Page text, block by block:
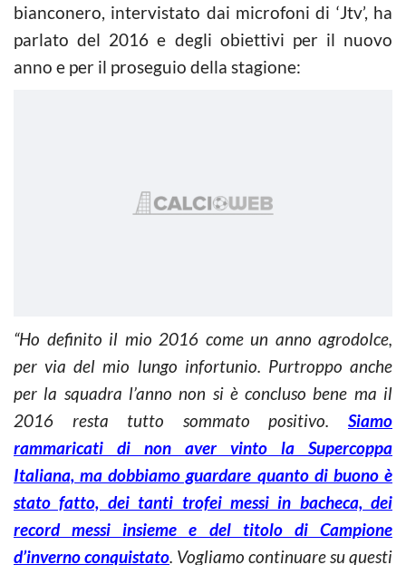
bianconero, intervistato dai microfoni di ‘Jtv’, ha
parlato del 2016 e degli obiettivi per il nuovo
anno e per il proseguio della stagione:
“Ho definito il mio 2016 come un anno agrodolce,
per via del mio lungo infortunio. Purtroppo anche
per la squadra l’anno non si è concluso bene ma il
2016 resta tutto sommato positivo. Siamo
rammaricati di non aver vinto la Supercoppa
Italiana, ma dobbiamo guardare quanto di buono è
stato fatto, dei tanti trofei messi in bacheca, dei
record messi insieme e del titolo di Campione
d’inverno conquistato. Vogliamo continuare su questi